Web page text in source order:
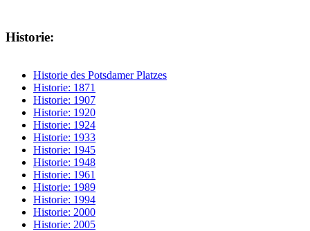
Historie:
Historie des Potsdamer Platzes
Historie: 1871
Historie: 1907
Historie: 1920
Historie: 1924
Historie: 1933
Historie: 1945
Historie: 1948
Historie: 1961
Historie: 1989
Historie: 1994
Historie: 2000
Historie: 2005